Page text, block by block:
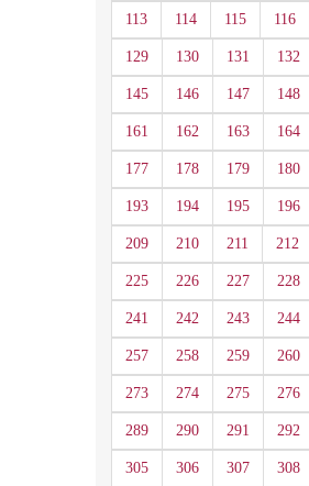
113 114 115 116
129 130 131 132
145 146 147 148
161 162 163 164
177 178 179 180
193 194 195 196
209 210 211 212
225 226 227 228
241 242 243 244
257 258 259 260
273 274 275 276
289 290 291 292
305 306 307 308